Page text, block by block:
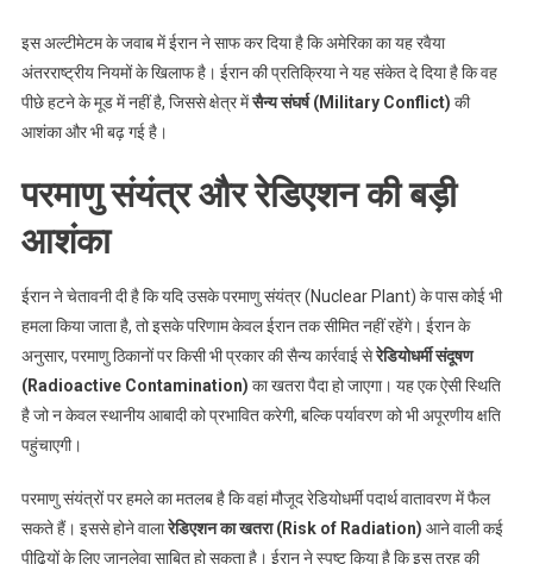
इस अल्टीमेटम के जवाब में ईरान ने साफ कर दिया है कि अमेरिका का यह रवैया
अंतरराष्ट्रीय नियमों के खिलाफ है। ईरान की प्रतिक्रिया ने यह संकेत दे दिया है कि वह
पीछे हटने के मूड में नहीं है, जिससे क्षेत्र मेंसैन्य संघर्ष (Military Conflict) की
आशंका और भी बढ़ गई है।
परमाणु संयंत्र और रेडिएशन की बड़ी
आशंका
ईरान ने चेतावनी दी है कि यदि उसके परमाणु संयंत्र (Nuclear Plant) के पास कोई भी
हमला किया जाता है, तो इसके परिणाम केवल ईरान तक सीमित नहीं रहेंगे। ईरान के
अनुसार, परमाणु ठिकानों पर किसी भी प्रकार की सैन्य कार्रवाई सेरेडियोधर्मी संदूषण
(Radioactive Contamination) का खतरा पैदा हो जाएगा। यह एक ऐसी स्थिति
है जो न केवल स्थानीय आबादी को प्रभावित करेगी, बल्कि पर्यावरण को भी अपूरणीय क्षति
पहुंचाएगी।
परमाणु संयंत्रों पर हमले का मतलब है कि वहां मौजूद रेडियोधर्मी पदार्थ वातावरण में फैल
सकते हैं। इससे होने वालारेडिएशन का खतरा (Risk of Radiation) आने वाली कई
पीढ़ियों के लिए जानलेवा साबित हो सकता है। ईरान ने स्पष्ट किया है कि इस तरह की